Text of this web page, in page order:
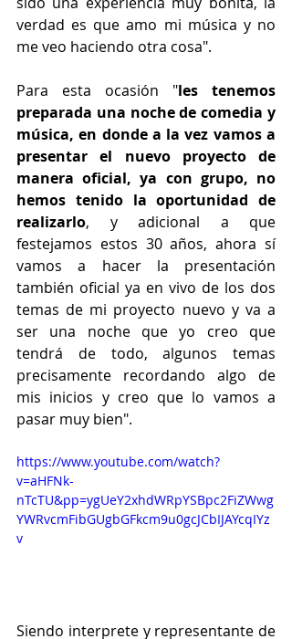
verdad es que amo mi música y no
me veo haciendo otra cosa".
Para esta ocasión "les tenemos
preparada una noche de comedia y
música, en donde a la vez vamos a
presentar el nuevo proyecto de
manera oficial, ya con grupo, no
hemos tenido la oportunidad de
realizarlo, y adicional a que
festejamos estos 30 años, ahora sí
vamos a hacer la presentación
también oficial ya en vivo de los dos
temas de mi proyecto nuevo y va a
ser una noche que yo creo que
tendrá de todo, algunos temas
precisamente recordando algo de
mis inicios y creo que lo vamos a
pasar muy bien".
https://www.youtube.com/watch?
v=aHFNk-
nTcTU&pp=ygUeY2xhdWRpYSBpc2FiZWwg
YWRvcmFibGUgbGFkcm9u0gcJCbIJAYcqIYz
v
Siendo interprete y representante de